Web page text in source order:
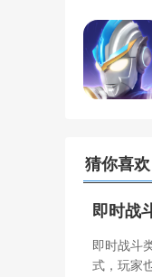
猜你喜欢
即时战
即时战斗
式，玩家